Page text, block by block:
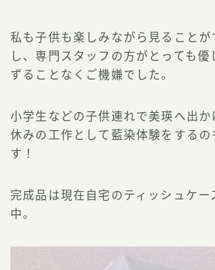
私も子供も楽しみながら見ることが
し、専門スタッフの方がとっても優
ずることなくご機嫌でした。
小学生などの子供連れで美瑛へ出か
休みの工作として藍染体験をするの
す！
完成品は現在自宅のティッシュケー
中。